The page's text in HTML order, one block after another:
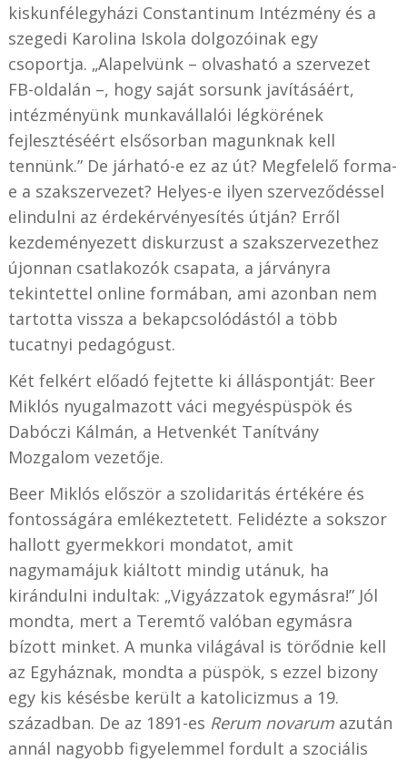
kiskunfélegyházi Constantinum Intézmény és a
szegedi Karolina Iskola dolgozóinak egy
csoportja. „Alapelvünk – olvasható a szervezet
FB-oldalán –, hogy saját sorsunk javításáért,
intézményünk munkavállalói légkörének
fejlesztéséért elsősorban magunknak kell
tennünk.” De járható-e ez az út? Megfelelő forma-
e a szakszervezet? Helyes-e ilyen szerveződéssel
elindulni az érdekérvényesítés útján? Erről
kezdeményezett diskurzust a szakszervezethez
újonnan csatlakozók csapata, a járványra
tekintettel online formában, ami azonban nem
tartotta vissza a bekapcsolódástól a több
tucatnyi pedagógust.
Két felkért előadó fejtette ki álláspontját: Beer
Miklós nyugalmazott váci megyéspüspök és
Dabóczi Kálmán, a Hetvenkét Tanítvány
Mozgalom vezetője.
Beer Miklós először a szolidaritás értékére és
fontosságára emlékeztetett. Felidézte a sokszor
hallott gyermekkori mondatot, amit
nagymamájuk kiáltott mindig utánuk, ha
kirándulni indultak: „Vigyázzatok egymásra!” Jól
mondta, mert a Teremtő valóban egymásra
bízott minket. A munka világával is törődnie kell
az Egyháznak, mondta a püspök, s ezzel bizony
egy kis késésbe került a katolicizmus a 19.
században. De az 1891-es Rerum novarumazután
annál nagyobb figyelemmel fordult a szociális